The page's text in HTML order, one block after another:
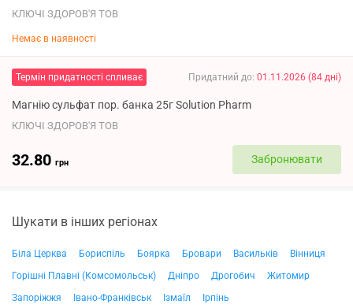
КЛЮЧІ ЗДОРОВ'Я ТОВ
Немає в наявності
Термін придатності спливає Придатний до: 01.11.2026 (84 дні)
Магнію сульфат пор. банка 25г Solution Pharm
КЛЮЧІ ЗДОРОВ'Я ТОВ
32.80 грн Забронювати
Шукати в інших регіонах
Біла Церква Бориспіль Боярка Бровари Васильків
Вінниця
Горішні Плавні (Комсомольськ)
Дніпро Дрогобич
Житомир
Запоріжжя
Івано-Франківськ Ізмаїл
Ірпінь